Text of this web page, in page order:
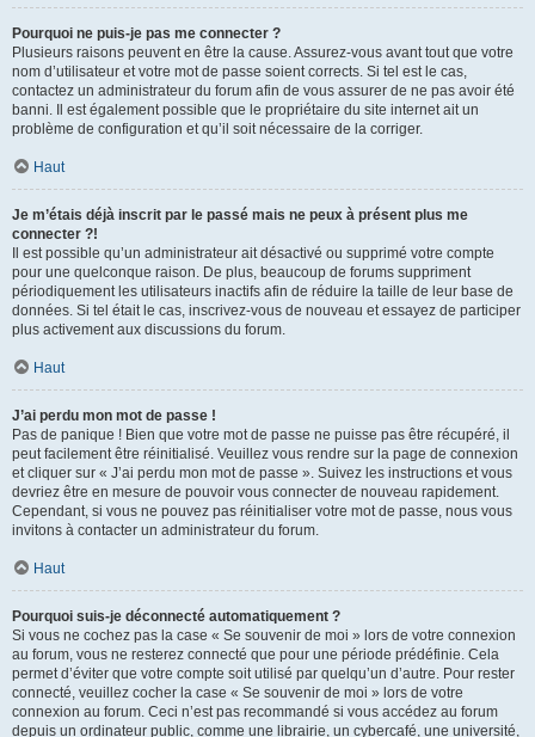
Pourquoi ne puis-je pas me connecter ?
Plusieurs raisons peuvent en être la cause. Assurez-vous avant tout que votre
nom d’utilisateur et votre mot de passe soient corrects. Si tel est le cas,
contactez un administrateur du forum afin de vous assurer de ne pas avoir été
banni. Il est également possible que le propriétaire du site internet ait un
problème de configuration et qu’il soit nécessaire de la corriger.
Haut
Je m’étais déjà inscrit par le passé mais ne peux à présent plus me
connecter ?!
Il est possible qu’un administrateur ait désactivé ou supprimé votre compte
pour une quelconque raison. De plus, beaucoup de forums suppriment
périodiquement les utilisateurs inactifs afin de réduire la taille de leur base de
données. Si tel était le cas, inscrivez-vous de nouveau et essayez de participer
plus activement aux discussions du forum.
Haut
J’ai perdu mon mot de passe !
Pas de panique ! Bien que votre mot de passe ne puisse pas être récupéré, il
peut facilement être réinitialisé. Veuillez vous rendre sur la page de connexion
et cliquer sur « J’ai perdu mon mot de passe ». Suivez les instructions et vous
devriez être en mesure de pouvoir vous connecter de nouveau rapidement.
Cependant, si vous ne pouvez pas réinitialiser votre mot de passe, nous vous
invitons à contacter un administrateur du forum.
Haut
Pourquoi suis-je déconnecté automatiquement ?
Si vous ne cochez pas la case « Se souvenir de moi » lors de votre connexion
au forum, vous ne resterez connecté que pour une période prédéfinie. Cela
permet d’éviter que votre compte soit utilisé par quelqu’un d’autre. Pour rester
connecté, veuillez cocher la case « Se souvenir de moi » lors de votre
connexion au forum. Ceci n’est pas recommandé si vous accédez au forum
depuis un ordinateur public, comme une librairie, un cybercafé, une université,